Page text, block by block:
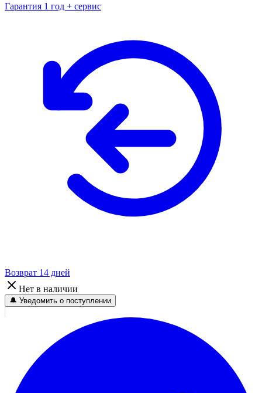
Гарантия 1 год + сервис
Возврат 14 дней
Нет в наличии
🔔 Уведомить о поступлении